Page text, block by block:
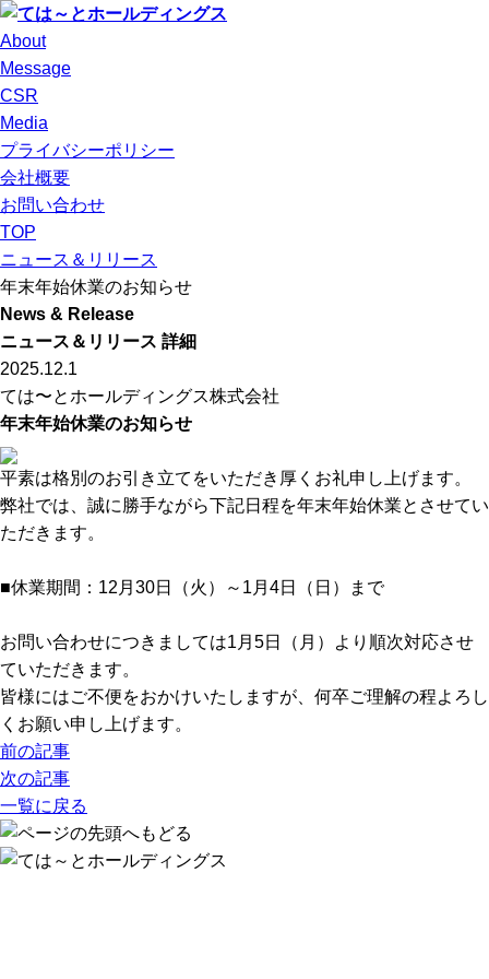
About
Message
CSR
Media
プライバシーポリシー
会社概要
お問い合わせ
TOP
ニュース＆リリース
年末年始休業のお知らせ
News & Release
ニュース＆リリース 詳細
2025.12.1
ては〜とホールディングス株式会社
年末年始休業のお知らせ
平素は格別のお引き立てをいただき厚くお礼申し上げます。
弊社では、誠に勝手ながら下記日程を年末年始休業とさせてい
ただきます。
■休業期間：12月30日（火）～1月4日（日）まで
お問い合わせにつきましては1月5日（月）より順次対応させ
ていただきます。
皆様にはご不便をおかけいたしますが、何卒ご理解の程よろし
くお願い申し上げます。
前の記事
次の記事
一覧に戻る